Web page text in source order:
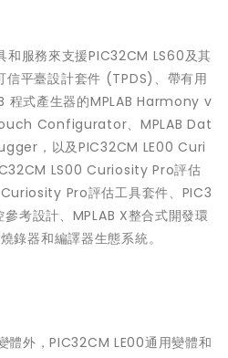
服務來支援PIC32CM LS60及其
信平臺設計套件 (TPDS)、帶有用
式產生器的MPLAB Harmony v
Configurator、MPLAB Dat
，以及PIC32CM LE00 Curi
LS00 Curiosity Pro評估
Pro評估工具套件、PIC3
考設計、MPLAB X整合式開發環
錄器和編譯器生態系統。
體外，PIC32CM LE00通用變體和